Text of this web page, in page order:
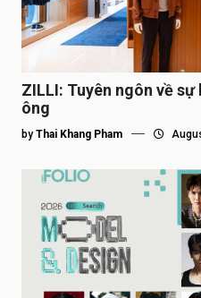
ZILLI: Tuyên ngôn về
ông
by Thai Khang Pham